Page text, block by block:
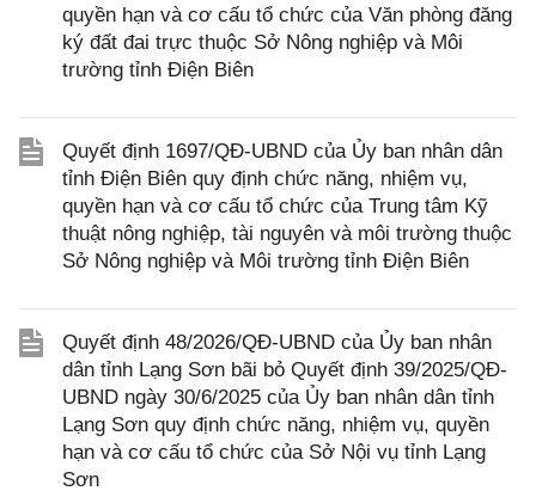
quyền hạn và cơ cấu tổ chức của Văn phòng đăng
ký đất đai trực thuộc Sở Nông nghiệp và Môi
trường tỉnh Điện Biên
Quyết định 1697/QĐ-UBND của Ủy ban nhân dân
tỉnh Điện Biên quy định chức năng, nhiệm vụ,
quyền hạn và cơ cấu tổ chức của Trung tâm Kỹ
thuật nông nghiệp, tài nguyên và môi trường thuộc
Sở Nông nghiệp và Môi trường tỉnh Điện Biên
Quyết định 48/2026/QĐ-UBND của Ủy ban nhân
dân tỉnh Lạng Sơn bãi bỏ Quyết định 39/2025/QĐ-
UBND ngày 30/6/2025 của Ủy ban nhân dân tỉnh
Lạng Sơn quy định chức năng, nhiệm vụ, quyền
hạn và cơ cấu tổ chức của Sở Nội vụ tỉnh Lạng
Sơn